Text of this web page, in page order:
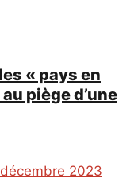
« pays en
piège d’une
2023